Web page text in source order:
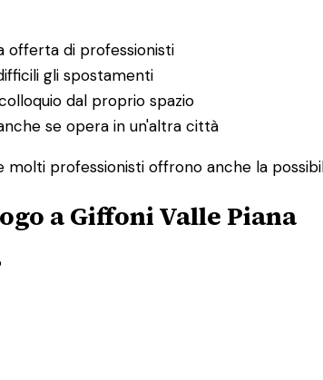
offerta di professionisti
gli spostamenti
dal proprio spazio
se opera in un'altra città
molti professionisti offrono anche la
a Giffoni Valle Piana